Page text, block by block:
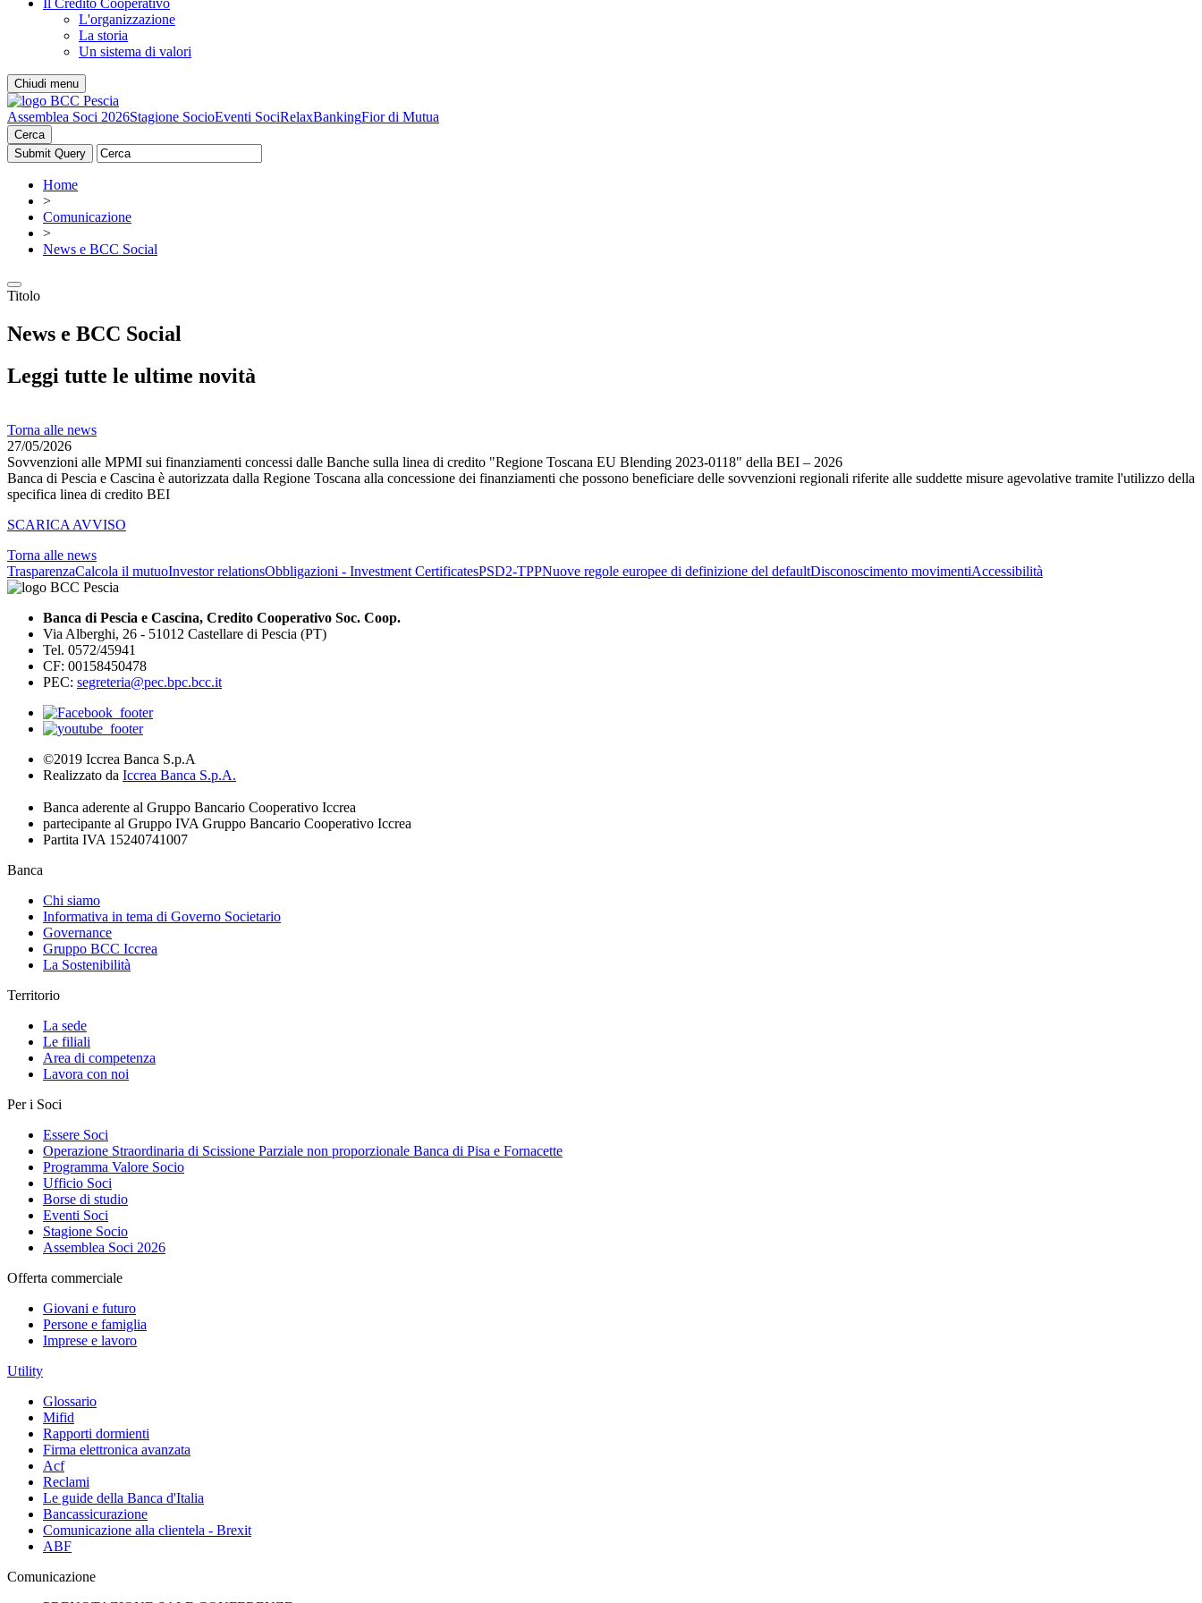
Il Credito Cooperativo
L'organizzazione
La storia
Un sistema di valori
Chiudi menu
Assemblea Soci 2026Stagione SocioEventi SociRelaxBankingFior di Mutua
Cerca
Home
>
Comunicazione
>
News e BCC Social
Titolo
News e BCC Social
Leggi tutte le ultime novità
Torna alle news
27/05/2026
Sovvenzioni alle MPMI sui finanziamenti concessi dalle Banche sulla linea di credito "Regione Toscana EU Blending 2023-0118" della BEI – 2026
Banca di Pescia e Cascina è autorizzata dalla Regione Toscana alla concessione dei finanziamenti che possono beneficiare delle sovvenzioni regionali riferite alle suddette misure agevolative tramite l'utilizzo della
specifica linea di credito BEI
SCARICA AVVISO
Torna alle news
TrasparenzaCalcola il mutuoInvestor relationsObbligazioni - Investment CertificatesPSD2-TPPNuove regole europee di definizione del defaultDisconoscimento movimentiAccessibilità
Banca di Pescia e Cascina, Credito Cooperativo Soc. Coop.
Via Alberghi, 26 - 51012 Castellare di Pescia (PT)
Tel. 0572/45941
CF: 00158450478
PEC: segreteria@pec.bpc.bcc.it
©2019 Iccrea Banca S.p.A
Realizzato da Iccrea Banca S.p.A.
Banca aderente al Gruppo Bancario Cooperativo Iccrea
partecipante al Gruppo IVA Gruppo Bancario Cooperativo Iccrea
Partita IVA 15240741007
Banca
Chi siamo
Informativa in tema di Governo Societario
Governance
Gruppo BCC Iccrea
La Sostenibilità
Territorio
La sede
Le filiali
Area di competenza
Lavora con noi
Per i Soci
Essere Soci
Operazione Straordinaria di Scissione Parziale non proporzionale Banca di Pisa e Fornacette
Programma Valore Socio
Ufficio Soci
Borse di studio
Eventi Soci
Stagione Socio
Assemblea Soci 2026
Offerta commerciale
Giovani e futuro
Persone e famiglia
Imprese e lavoro
Utility
Glossario
Mifid
Rapporti dormienti
Firma elettronica avanzata
Acf
Reclami
Le guide della Banca d'Italia
Bancassicurazione
Comunicazione alla clientela - Brexit
ABF
Comunicazione